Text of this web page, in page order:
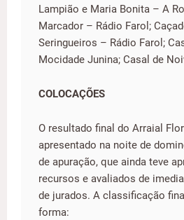
Lampião e Maria Bonita – A
Marcador – Rádio Farol;
Seringueiros – Rádio Farol;
Mocidade Junina; Casal de
COLOCAÇÕES
O resultado final do Arraial
apresentado na noite de
de apuração, que ainda teve
recursos e avaliados de
de jurados. A classificação
forma: